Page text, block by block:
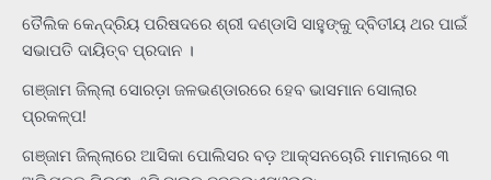
ତୈଲିକ କେନ୍ଦ୍ରିୟ ପରିଷଦରେ ଶ୍ରୀ ଦଣ୍ଡାସି ସାହୁଙ୍କୁ ଦ୍ବିତୀୟ ଥର ପାଇଁ
ସଭାପତି ଦାୟିତ୍ବ ପ୍ରଦାନ ।
ଗଞ୍ଜାମ ଜିଲ୍ଲା ସୋରଡ଼ା ଜଳଭଣ୍ଡାରରେ ହେବ ଭାସମାନ ସୋଲାର
ପ୍ରକଳ୍ପ!
ଗଞ୍ଜାମ ଜିଲ୍ଲାରେ ଆସିକା ପୋଲିସର ବଡ଼ ଆକ୍ସନଚୋରି ମାମଲାରେ ୩